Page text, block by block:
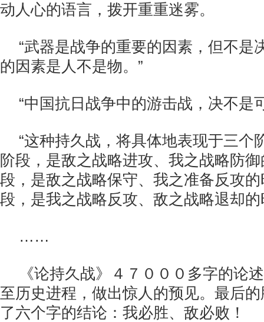
动人心的语言，拨开重重迷雾。
“武器是战争的重要的因素，但不是
的因素是人不是物。”
“中国抗日战争中的游击战，决不是
“这种持久战，将具体地表现于三个
阶段，是敌之战略进攻、我之战略防
段，是敌之战略保守、我之准备反攻
段，是我之战略反攻、敌之战略退却的
……
《论持久战》４７０００多字的论
至历史进程，做出惊人的预见。最后
了六个字的结论：我必胜、敌必败！